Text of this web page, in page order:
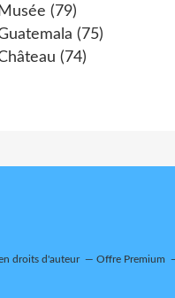
Musée (79)
(75)
(74)
droits d'auteur Offre Premium